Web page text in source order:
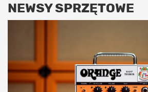
NEWSY SPRZĘTOWE